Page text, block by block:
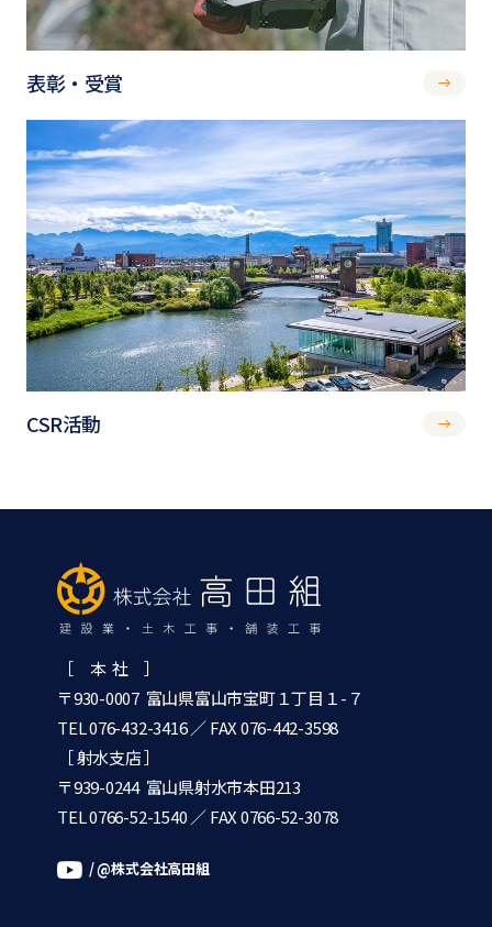
表彰・受賞
CSR活動
［ 本 社 ］
〒930-0007 富山県富山市宝町１丁目１-７
TEL 076-432-3416／ FAX 076-442-3598
［ 射水支店 ］
〒939-0244 富山県射水市本田213
TEL 0766-52-1540 ／ FAX 0766-52-3078
/ @株式会社高田組